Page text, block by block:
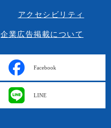
アクセシビリティ
企業広告掲載について
Facebook
LINE